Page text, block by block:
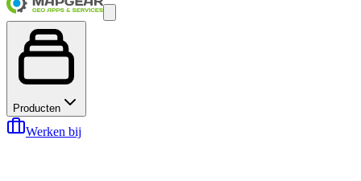
Producten
Werken bij